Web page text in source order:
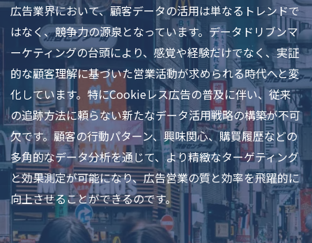
広告業界において、顧客データの活用は単なるトレンドで
はなく、競争力の源泉となっています。データドリブンマ
ーケティングの台頭により、感覚や経験だけでなく、実証
的な顧客理解に基づいた営業活動が求められる時代へと変
化しています。特にCookieレス広告の普及に伴い、従来
の追跡方法に頼らない新たなデータ活用戦略の構築が不可
欠です。顧客の行動パターン、興味関心、購買履歴などの
多角的なデータ分析を通じて、より精緻なターゲティング
と効果測定が可能になり、広告営業の質と効率を飛躍的に
向上させることができるのです。